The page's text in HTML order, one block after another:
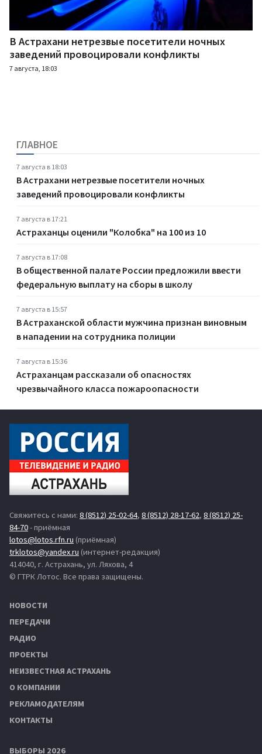
В Астрахани нетрезвые посетители ночных
заведений провоцировали конфликты
7 августа, 18:03
ГЛАВНОЕ
7 августа в 18:03
В Астрахани нетрезвые посетители ночных
заведений провоцировали конфликты
7 августа в 17:21
Астраханцы оценили "Колобка" на 100 из 10
7 августа в 17:08
В общественной палате России предложили ввести
федеральную выплату на сборы в школу
7 августа в 15:57
В Астраханской области мужчина признан виновным
в нападении на сотрудника полиции
7 августа в 15:36
Астраханцам рассказали об опасностях
чрезвычайного класса пожароопасности
Свяжитесь с нами: 8 (8512) 25-02-64, 8 (8512) 28-17-62, 8 (8512) 25-
84-70- приёмная
lotos@lotos.rfn.ru (приёмная)
trklotos@yandex.ru (интернет-редакция)
414040, г. Астрахань, ул. Ляхова, 4
© ГТРК Лотос. Все права защищены.
НОВОСТИ
ПЕРЕДАЧИ
РАДИО
ПРОЕКТЫ
НЕИЗВЕСТНАЯ АСТРАХАНЬ
О КОМПАНИИ
РЕКЛАМОДАТЕЛЯМ
КОНТАКТЫ
ВЫБОРЫ 2026